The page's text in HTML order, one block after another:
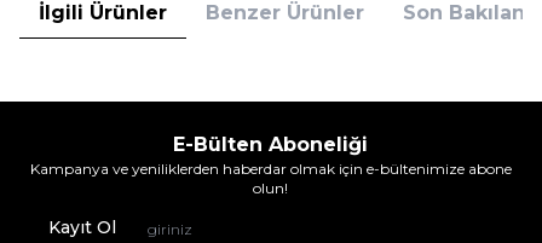
İlgili Ürünler Benzer Ürünler Son
E-Bülten Aboneliği
Kampanya ve yeniliklerden haberdar olmak için e-bültenimize abone
olun!
Kayıt Ol